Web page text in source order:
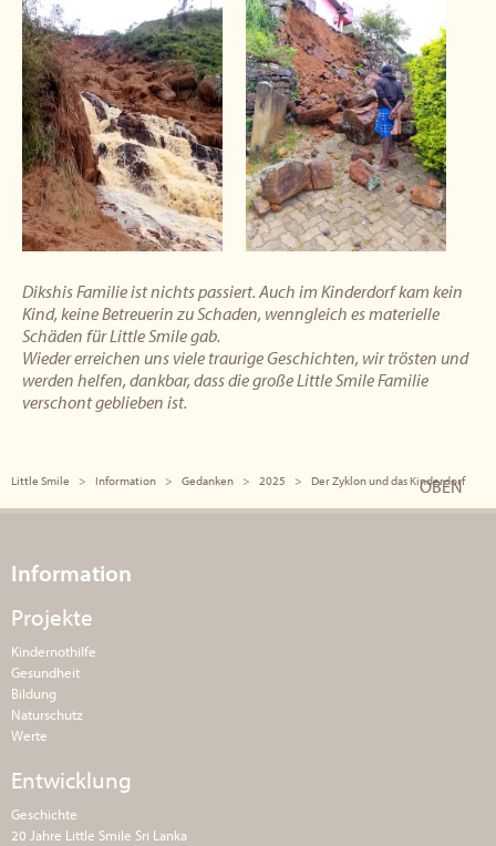
Dikshis Familie ist nichts passiert. Auch im Kinderdorf kam kein
Kind, keine Betreuerin zu Schaden, wenngleich es materielle
Schäden für Little Smile gab.
Wieder erreichen uns viele traurige Geschichten, wir trösten und
werden helfen, dankbar, dass die große Little Smile Familie
verschont geblieben ist.
Little Smile Information Gedanken 2025 Der Zyklon und das Kinderdorf
OBEN
Information
Projekte
Kindernothilfe
Gesundheit
Bildung
Naturschutz
Werte
Entwicklung
Geschichte
20 Jahre Little Smile Sri Lanka